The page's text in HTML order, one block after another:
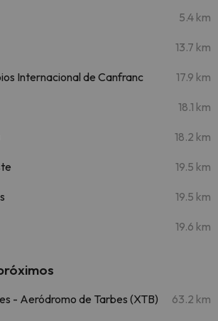
5.4 km
13.7 km
Internacional de Canfranc 17.9 km
18.1 km
18.2 km
19.5 km
19.5 km
19.6 km
- Aeródromo de Tarbes (XTB) 63.2 km